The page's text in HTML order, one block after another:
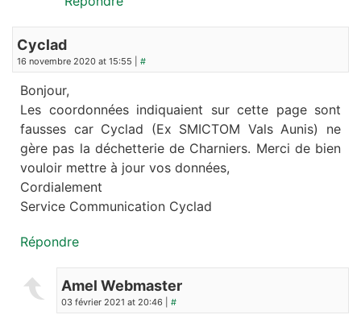
Cyclad
16 novembre 2020 at 15:55 | #
Bonjour,
Les coordonnées indiquaient sur cette page sont
fausses car Cyclad (Ex SMICTOM Vals Aunis) ne
gère pas la déchetterie de Charniers. Merci de bien
vouloir mettre à jour vos données,
Cordialement
Service Communication Cyclad
Répondre
Amel Webmaster
03 février 2021 at 20:46 | #